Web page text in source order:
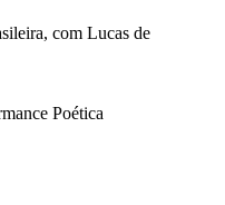
com Lucas de
Poética